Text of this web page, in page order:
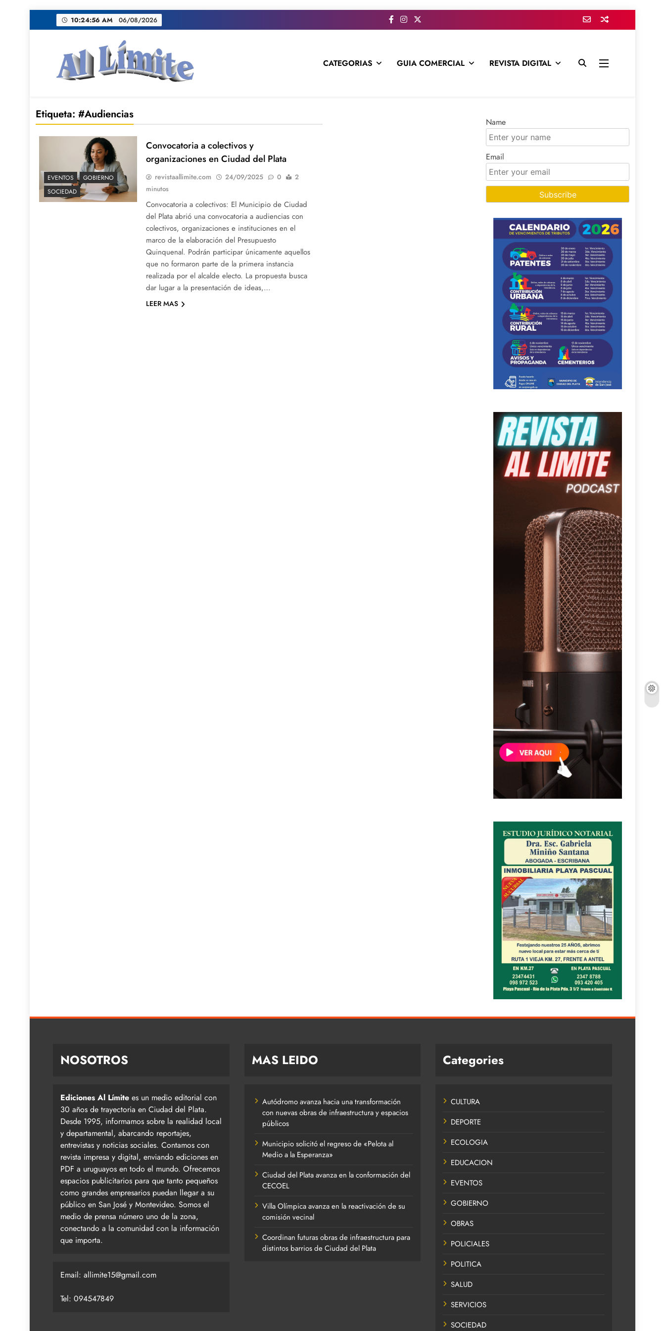
al
10:24:56 AM 06/08/2026
CATEGORIAS GUIA COMERCIAL REVISTA DIGITAL
Etiqueta: #Audiencias
EVENTOS
GOBIERNO
SOCIEDAD
Convocatoria a colectivos y
organizaciones en Ciudad del Plata
revistaallimite.com 24/09/2025 0
2
minutos
Convocatoria a colectivos: El Municipio de Ciudad
del Plata abrió una convocatoria a audiencias con
colectivos, organizaciones e instituciones en el
marco de la elaboración del Presupuesto
Quinquenal. Podrán participar únicamente aquellos
que no formaron parte de la primera instancia
realizada por el alcalde electo. La propuesta busca
dar lugar a la presentación de ideas,…
LEER MAS
Name
Email
NOSOTROS
Ediciones Al Límite es un medio editorial con
30 años de trayectoria en Ciudad del Plata.
Desde 1995, informamos sobre la realidad local
y departamental, abarcando reportajes,
entrevistas y noticias sociales. Contamos con
revista impresa y digital, enviando ediciones en
PDF a uruguayos en todo el mundo. Ofrecemos
espacios publicitarios para que tanto pequeños
como grandes empresarios puedan llegar a su
público en San José y Montevideo. Somos el
medio de prensa número uno de la zona,
conectando a la comunidad con la información
que importa.
Email: allimite15@gmail.com
Tel: 094547849
MAS LEIDO
Autódromo avanza hacia una transformación
con nuevas obras de infraestructura y espacios
públicos
Municipio solicitó el regreso de «Pelota al
Medio a la Esperanza»
Ciudad del Plata avanza en la conformación del
CECOEL
Villa Olímpica avanza en la reactivación de su
comisión vecinal
Coordinan futuras obras de infraestructura para
distintos barrios de Ciudad del Plata
Categories
CULTURA
DEPORTE
ECOLOGIA
EDUCACION
EVENTOS
GOBIERNO
OBRAS
POLICIALES
POLITICA
SALUD
SERVICIOS
SOCIEDAD